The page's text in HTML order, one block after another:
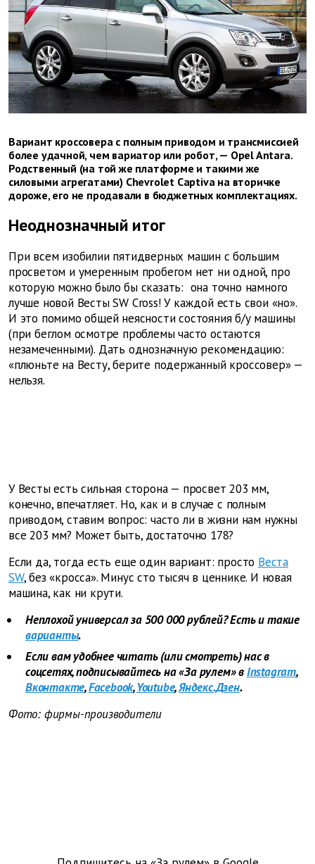
Вариант кроссовера с полным приводом и трансмиссией
более удачной, чем вариатор или робот, — Opel Antara.
Родственный (на той же платформе и такими же
силовыми агрегатами) Chevrolet Captiva на вторичке
дороже, его не продавали в бюджетных комплектациях.
Неоднозначный итог
При всем изобилии пятидверных машин с большим
просветом и умеренным пробегом нет ни одной, про
которую можно было бы сказать: она точно намного
лучше новой Весты SW Cross! У каждой есть свои «но».
И это помимо общей неясности состояния б/у машины
(при беглом осмотре проблемы часто остаются
незамеченными). Дать однозначную рекомендацию:
«плюньте на Весту, берите подержанный кроссовер» —
нельзя.
У Весты есть сильная сторона — просвет 203 мм,
конечно, впечатляет. Но, как и в случае с полным
приводом, ставим вопрос: часто ли в жизни нам нужны
все 203 мм? Может быть, достаточно 178?
Если да, тогда есть еще один вариант: просто Веста
SW, без «кросса». Минус сто тысяч в ценнике. И новая
машина, как ни крути.
Неплохой универсал за 500 000 рублей? Есть и такие
варианты.
Если вам удобнее читать (или смотреть) нас в
соцсетях, подписывайтесь на «За рулем» вInstagram,
Вконтакте,Facebook, Youtube,Яндекс.Дзен.
Фото: фирмы-производители